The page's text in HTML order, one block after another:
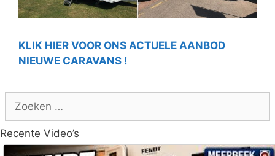
KLIK HIER VOOR ONS ACTUELE AANBOD
NIEUWE CARAVANS !
naar:
Recente Video’s